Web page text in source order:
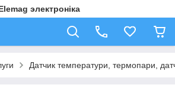
электроніка
Датчик температури, термопари,